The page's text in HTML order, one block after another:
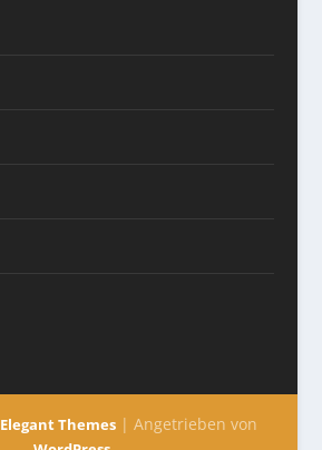
Elegant Themes| Angetrieben von